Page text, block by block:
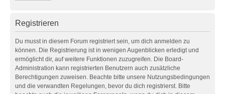
Registrieren
Du musst in diesem Forum registriert sein, um dich anmelden zu
können. Die Registrierung ist in wenigen Augenblicken erledigt und
ermöglicht dir, auf weitere Funktionen zuzugreifen. Die Board-
Administration kann registrierten Benutzern auch zusätzliche
Berechtigungen zuweisen. Beachte bitte unsere Nutzungsbedingungen
und die verwandten Regelungen, bevor du dich registrierst. Bitte